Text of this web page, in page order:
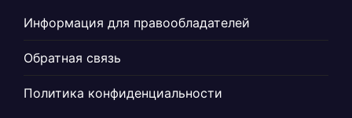
Информация для правообладателей
Обратная связь
Политика конфиденциальности